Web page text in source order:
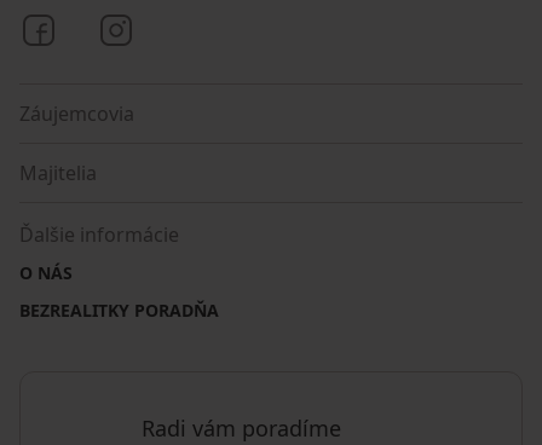
Bezrealitky na Facebooku
Záujemcovia
Majitelia
Ďalšie informácie
O NÁS
BEZREALITKY PORADŇA
Radi vám poradíme